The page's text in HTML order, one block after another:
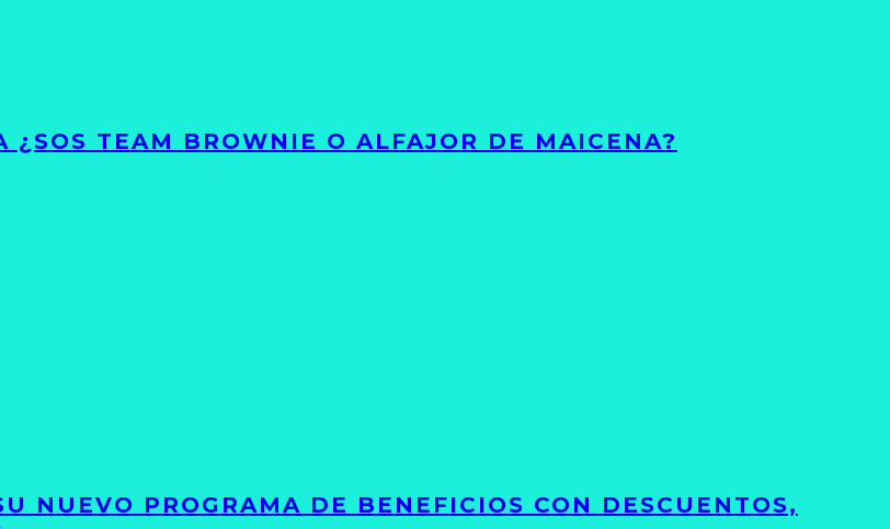
TEAM BROWNIE O ALFAJOR DE MAICENA?
NUEVO PROGRAMA DE BENEFICIOS CON DESCUENTOS,